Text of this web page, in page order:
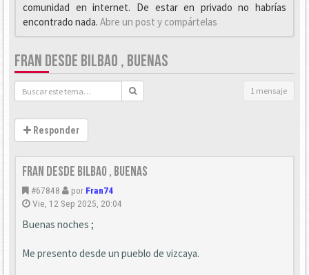
comunidad en internet. De estar en privado no habrías
encontrado nada. Abre un post y compártelas
FRAN DESDE BILBAO , BUENAS
1 mensaje
Responder
fran desde bilbao , buenas
#67848 por Fran74
Vie, 12 Sep 2025, 20:04
Buenas noches ;
Me presento desde un pueblo de vizcaya.